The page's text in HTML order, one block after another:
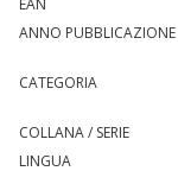
EAN
ANNO PUBBLICAZIONE
CATEGORIA
COLLANA / SERIE
LINGUA